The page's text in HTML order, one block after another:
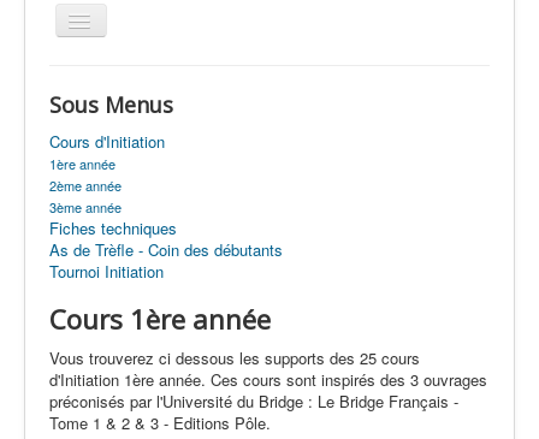
Basculer
la
Perfectionnement
Initiation
Enseignants
Annales
Quiz
Projets
Label
Arbitrage
Sous Menus
Cours d'Initiation
1ère année
2ème année
3ème année
Fiches techniques
As de Trèfle - Coin des débutants
Tournoi Initiation
Cours 1ère année
Vous trouverez ci dessous les supports des 25 cours
d'Initiation 1ère année. Ces cours sont inspirés des 3 ouvrages
préconisés par l'Université du Bridge : Le Bridge Français -
Tome 1 & 2 & 3 - Editions Pôle.